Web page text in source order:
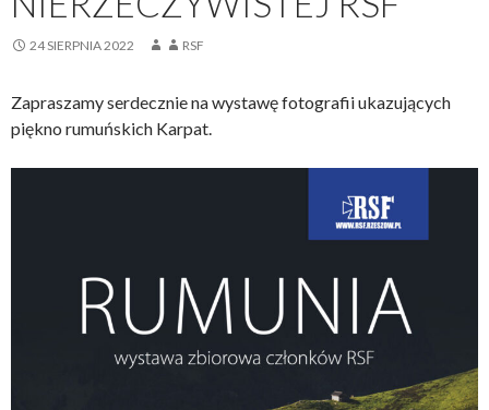
24 SIERPNIA 2022 RSF
Zapraszamy serdecznie na wystawę fotografii ukazujących
piękno rumuńskich Karpat.